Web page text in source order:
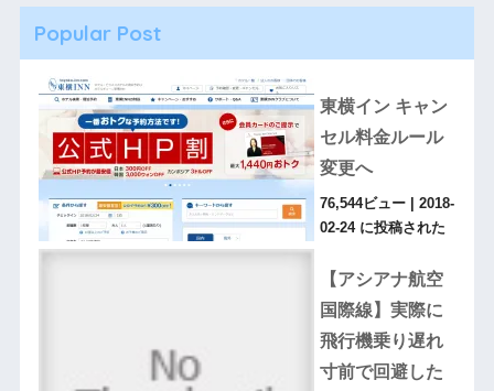
Popular Post
東横イン キャン
セル料金ルール
変更へ
76,544ビュー| 2018-
02-24 に投稿された
【アシアナ航空
国際線】実際に
飛行機乗り遅れ
寸前で回避した